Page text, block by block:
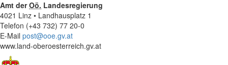
Amt derOö. Landesregierung
4021 Linz • Landhausplatz 1
Telefon (+43 732) 77 20-0
E-Mail post@ooe.gv.at
www.land-oberoesterreich.gv.at